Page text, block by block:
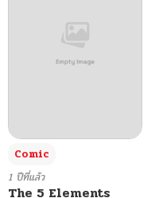
Comic
1 ปีที่แล้ว
The 5 Elements